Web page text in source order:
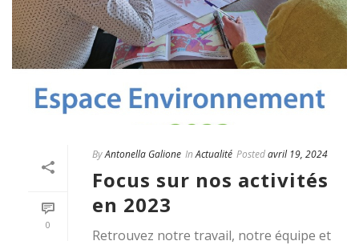
0
ByAntonella Galione In Actualité Postedavril 19, 2024
Focus sur nos activités
en 2023
Retrouvez notre travail, notre équipe et